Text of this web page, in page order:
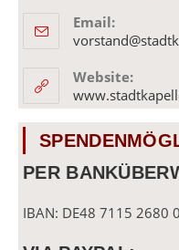
Email:
Website:
PER
IBAN: DE48 7115 2680